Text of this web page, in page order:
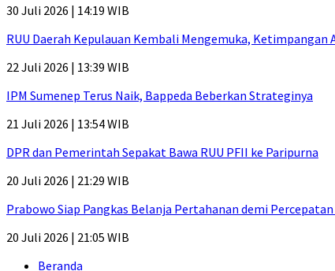
30 Juli 2026 | 14:19 WIB
RUU Daerah Kepulauan Kembali Mengemuka,
22 Juli 2026 | 13:39 WIB
IPM Sumenep Terus Naik, Bappeda Beberkan Strateginya
21 Juli 2026 | 13:54 WIB
DPR dan Pemerintah Sepakat Bawa RUU PFII ke Paripurna
20 Juli 2026 | 21:29 WIB
Prabowo Siap Pangkas Belanja Pertahanan demi
20 Juli 2026 | 21:05 WIB
Beranda